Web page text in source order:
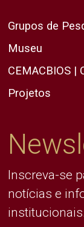
Grupos de
Museu
CEMACBIOS |
Projetos
Inscreva-se
notícias e
institucionais.